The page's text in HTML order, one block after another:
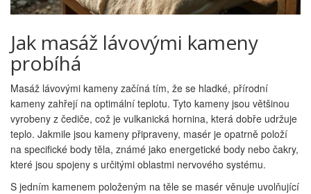
Jak masáž lávovými kameny
probíhá
Masáž lávovými kameny začíná tím, že se hladké, přírodní
kameny zahřejí na optimální teplotu. Tyto kameny jsou většinou
vyrobeny z čediče, což je vulkanická hornina, která dobře udržuje
teplo. Jakmile jsou kameny připraveny, masér je opatrně položí
na specifické body těla, známé jako energetické body nebo čakry,
které jsou spojeny s určitými oblastmi nervového systému.
S jedním kamenem položeným na těle se masér věnuje uvolňující